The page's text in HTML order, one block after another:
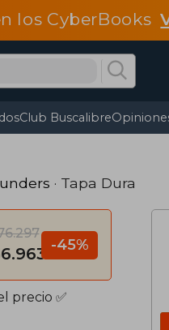
los CyberBooks
Club Buscalibre
· Tapa Dura
-45%
precio ✅